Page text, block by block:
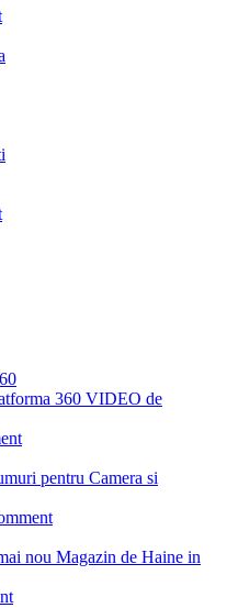
360 VIDEO de
pentru Camera si
nou Magazin de Haine in